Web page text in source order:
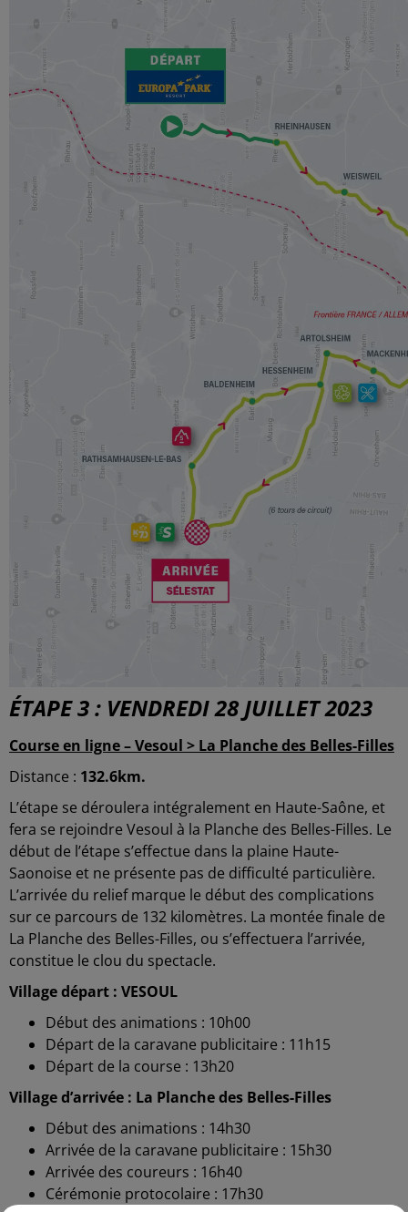
ÉTAPE 3 : VENDREDI 28 JUILLET 2023
Course en ligne – Vesoul > La Planche des Belles-Filles
Distance : 132.6km.
L’étape se déroulera intégralement en Haute-Saône, et
fera se rejoindre Vesoul à la Planche des Belles-Filles. Le
début de l’étape s’effectue dans la plaine Haute-
Saonoise et ne présente pas de difficulté particulière.
L’arrivée du relief marque le début des complications
sur ce parcours de 132 kilomètres. La montée finale de
La Planche des Belles-Filles, ou s’effectuera l’arrivée,
constitue le clou du spectacle.
Village départ : VESOUL
Début des animations : 10h00
Départ de la caravane publicitaire : 11h15
Départ de la course : 13h20
Village d’arrivée : La Planche des Belles-Filles
Début des animations : 14h30
Arrivée de la caravane publicitaire : 15h30
Arrivée des coureurs : 16h40
Cérémonie protocolaire : 17h30